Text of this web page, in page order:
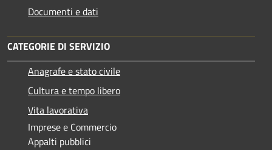
Documenti e dati
CATEGORIE DI SERVIZIO
Anagrafe e stato civile
Cultura e tempo libero
Vita lavorativa
Imprese e Commercio
Appalti pubblici